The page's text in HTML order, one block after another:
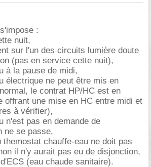
:
nuit,
sur l'un des circuits lumière doute
(pas en service cette nuit),
à la pause de midi,
électrique ne peut être mis en
le contrat HP/HC est en
offrant une mise en HC entre midi et
à vérifier),
n'est pas en demande de
ne se passe,
chauffe-eau ne doit pas
il n'y aurait pas eu de disjonction,
(eau chaude sanitaire).